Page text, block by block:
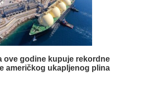
ove godine kupuje rekordne
američkog ukapljenog plina